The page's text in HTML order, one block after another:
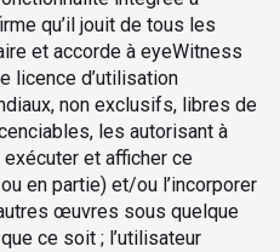
qu’il jouit de tous les
et accorde à eyeWitness
licence d’utilisation
non exclusifs, libres de
les autorisant à
et afficher ce
en partie) et/ou l’incorporer
œuvres sous quelque
ce soit ; l’utilisateur